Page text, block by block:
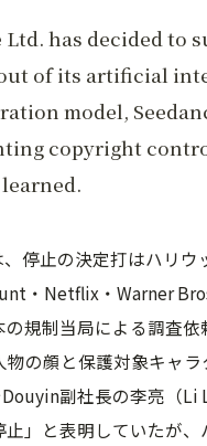
Ltd. has decided to
of its artificial
model,
copyright
停止の決定打はハリウ
・Netflix・Warner
の規制当局による調査依
の顔と保護対象キャラ
副社長の李亮（Li
」と表明していたが、